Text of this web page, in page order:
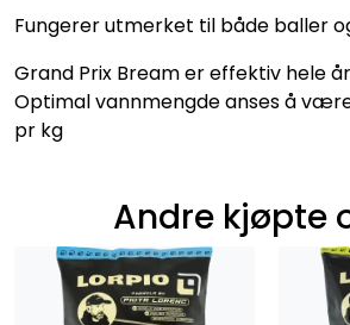
Fungerer utmerket til både baller
Grand Prix Bream er effektiv hele
Optimal vannmengde anses å
pr kg
Andre kjøpte